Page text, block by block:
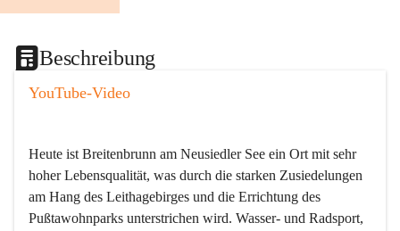
Beschreibung
YouTube-Video
Heute ist Breitenbrunn am Neusiedler See ein Ort mit sehr
hoher Lebensqualität, was durch die starken Zusiedelungen
am Hang des Leithagebirges und die Errichtung des
Pußtawohnparks unterstrichen wird. Wasser- und Radsport,